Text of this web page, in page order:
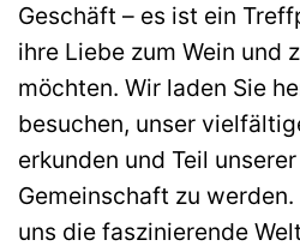
Geschäft – es ist ein
ihre Liebe zum Wein und
möchten. Wir laden Sie
besuchen, unser
erkunden und Teil
Gemeinschaft zu
uns die faszinierende